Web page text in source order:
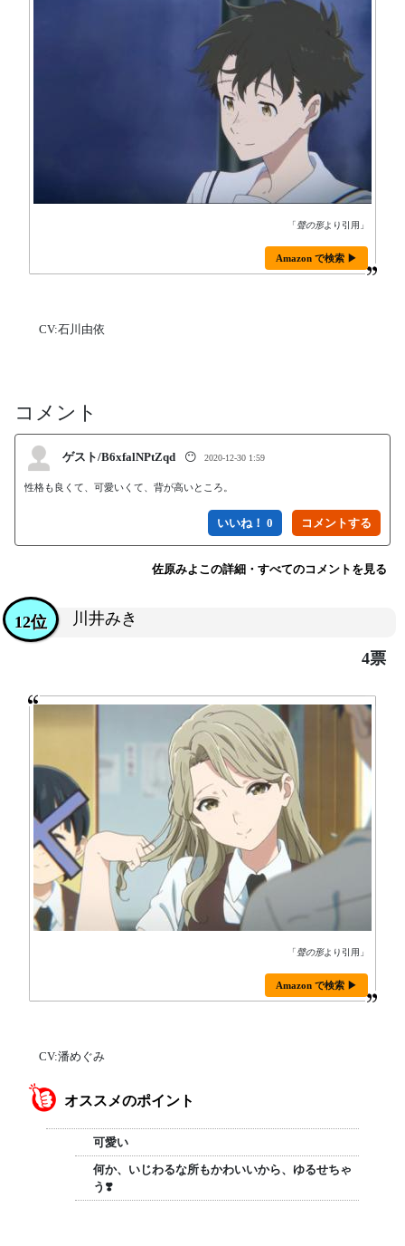
「聲の形より引用」
Amazon で検索 ▶
CV:石川由依
コメント
ゲスト/B6xfalNPtZqd 😶 2020-12-30 1:59
性格も良くて、可愛いくて、背が高いところ。
いいね！ 0
佐原みよこの詳細・すべてのコメントを見る
川井みき
12位
4票
「聲の形より引用」
Amazon で検索 ▶
CV:潘めぐみ
オススメのポイント
可愛い
何か、いじわるな所もかわいいから、ゆるせちゃ
う❣️